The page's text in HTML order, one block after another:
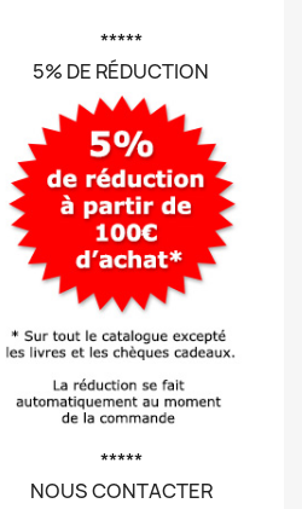
*****
5% DE RÉDUCTION
*****
NOUS CONTACTER